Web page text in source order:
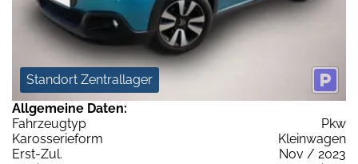
Standort Zentrallager
Allgemeine Daten:
Fahrzeugtyp
Pkw
Karosserieform
Kleinwagen
Erst-Zul.
Nov / 2023